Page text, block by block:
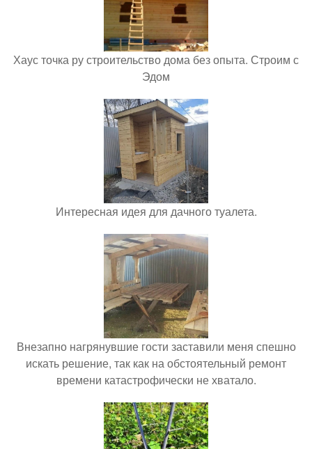
Хаус точка ру строительство дома без опыта. Строим с
Эдом
Интересная идея для дачного туалета.
Внезапно нагрянувшие гости заставили меня спешно
искать решение, так как на обстоятельный ремонт
времени катастрофически не хватало.